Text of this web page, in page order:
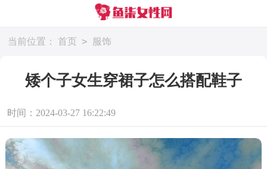
当前位置： 首页 > 服饰
矮个子女生穿裙子怎么搭配鞋子
时间：2024-03-27 16:22:49